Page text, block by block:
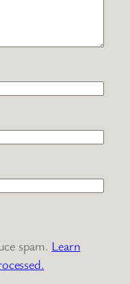
spam. Learn